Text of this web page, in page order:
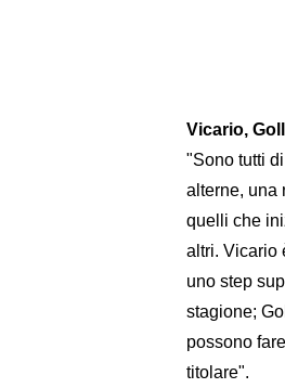
Vicario,
"Sono tutti
alterne, una
quelli che
altri. Vicario
uno step
stagione;
possono
titolare".